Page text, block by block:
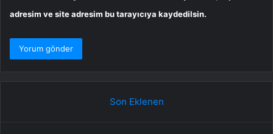
adresim ve site adresim bu tarayıcıya kaydedilsin.
Son Eklenen